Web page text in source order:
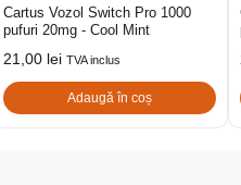
Cartus Vozol Switch Pro 1000
pufuri 20mg - Cool Mint
21,00 lei TVA inclus
Adaugă în coș